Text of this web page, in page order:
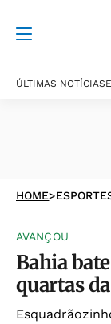
ÚLTIMAS NOTÍCIAS
HOME>
AVANÇOU
Bahia
quartas